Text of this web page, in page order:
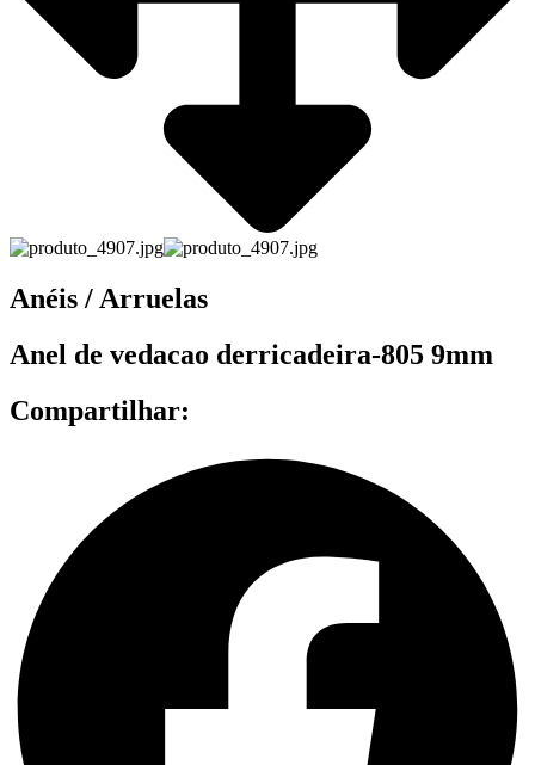
Anéis / Arruelas
Anel de vedacao derricadeira-805 9mm
Compartilhar: